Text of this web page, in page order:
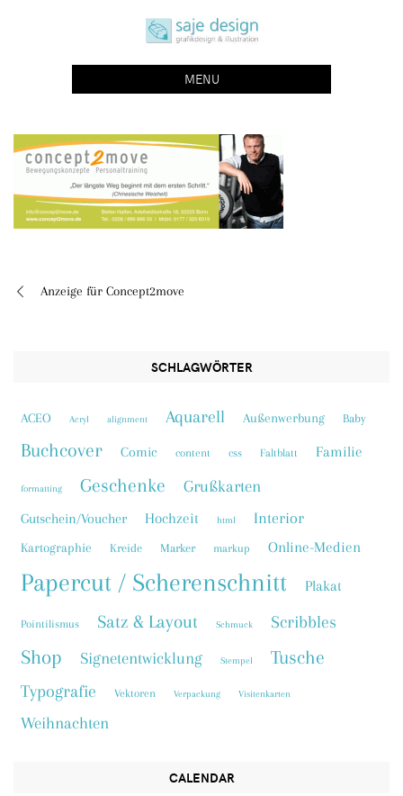
saje design bonn
grafikdesign | buchgestaltung | illustration
MENU
Beitragsnavigation
Anzeige für Concept2move
SCHLAGWÖRTER
ACEO Acryl alignment Aquarell Außenwerbung Baby
Buchcover Comic content css Faltblatt Familie
formatting Geschenke Grußkarten
Gutschein/Voucher Hochzeit html Interior
Kartographie Kreide Marker markup Online-Medien
Papercut / Scherenschnitt Plakat
Pointilismus Satz & Layout Schmuck Scribbles
Shop Signetentwicklung Stempel Tusche
Typografie Vektoren Verpackung Visitenkarten
Weihnachten
CALENDAR